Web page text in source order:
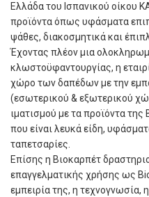
Ελλάδα του Ισπανικού οίκου
προϊόντα όπως υφάσματα
ψάθες, διακοσμητικά και
Έχοντας πλέον μια
κλωστοϋφαντουργίας, η
χώρο των δαπέδων με την
(εσωτερικού & εξωτερικού
ιματισμού με τα προϊόντα
που είναι λευκά είδη,
ταπετσαρίες.
Επίσης η Βιοκαρπέτ
επαγγελματικής χρήσης ως
εμπειρία της, η τεχνογνωσία,